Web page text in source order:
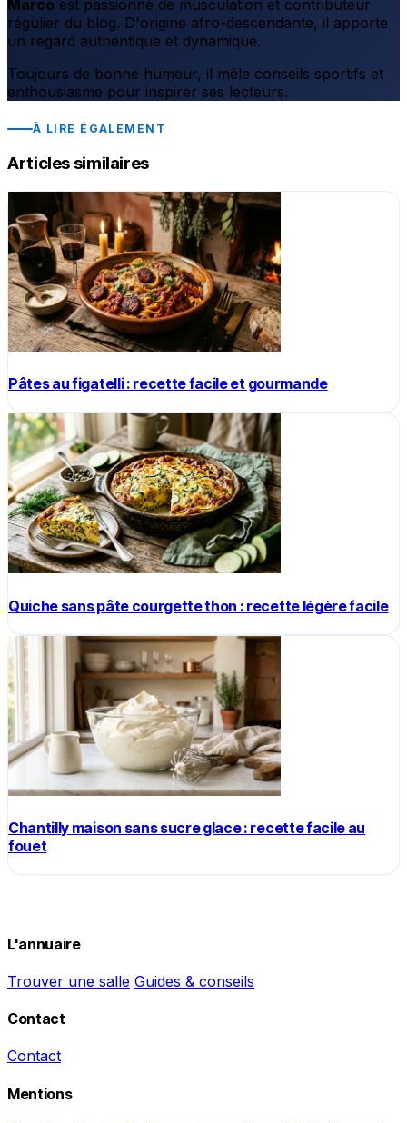
Marco est passionné de musculation et contributeur
régulier du blog. D'origine afro-descendante, il apporte
un regard authentique et dynamique.
Toujours de bonne humeur, il mêle conseils sportifs et
enthousiasme pour inspirer ses lecteurs.
À LIRE ÉGALEMENT
Articles similaires
Pâtes au figatelli : recette facile et gourmande
Quiche sans pâte courgette thon : recette légère facile
Chantilly maison sans sucre glace : recette facile au
fouet
L'annuaire
Trouver une salle Guides & conseils
Contact
Contact
Mentions